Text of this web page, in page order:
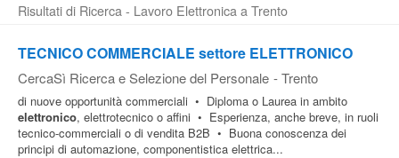
Elenco
professioni
Blog
Risultati di Ricerca - Lavoro Elettronica a Trento
TECNICO COMMERCIALE settore ELETTRONICO
CercaSì Ricerca e Selezione del Personale - Trento
di nuove opportunità commerciali • Diploma o Laurea in ambito
elettronico, elettrotecnico o affini • Esperienza, anche breve, in ruoli
tecnico-commerciali o di vendita B2B • Buona conoscenza dei
principi di automazione, componentistica elettrica...